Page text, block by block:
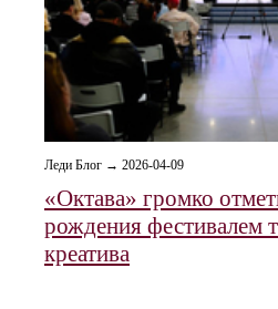
Леди Блог → 2026-04-09
«Октава» громко
рождения фестивалем
креатива